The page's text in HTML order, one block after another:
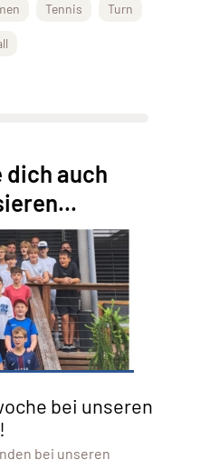
Tennis Turn
dich auch
bei unseren
bei unseren